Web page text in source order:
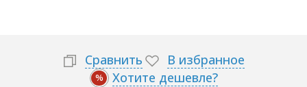
Сравнить В избранное
% Хотите дешевле?